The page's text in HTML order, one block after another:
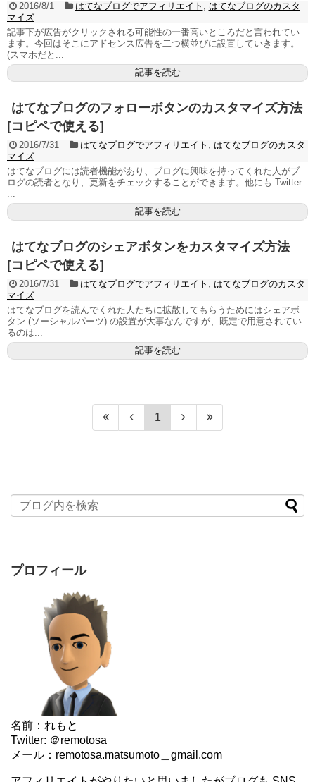
2016/8/1 はてなブログでアフィリエイト , はてなブログのカスタ
マイズ
記事下が広告がクリックされる可能性の一番高いところだと言われてい
ます。今回はそこにアドセンス広告を二つ横並びに設置していきます。
(スマホだと...
記事を読む
はてなブログのフォローボタンのカスタマイズ方法
[コピペで使える]
2016/7/31 はてなブログでアフィリエイト , はてなブログのカスタ
マイズ
はてなブログには読者機能があり、ブログに興味を持ってくれた人がブ
ログの読者となり、更新をチェックすることができます。他にも Twitter
...
記事を読む
はてなブログのシェアボタンをカスタマイズ方法
[コピペで使える]
2016/7/31 はてなブログでアフィリエイト , はてなブログのカスタ
マイズ
はてなブログを読んでくれた人たちに拡散してもらうためにはシェアボ
タン (ソーシャルパーツ) の設置が大事なんですが、既定で用意されてい
るのは...
記事を読む
1
プロフィール
名前：れもと
Twitter: ＠remotosa
メール：remotosa.matsumoto＿gmail.com